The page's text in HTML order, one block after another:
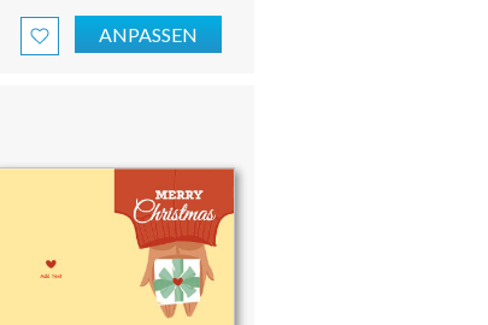
ANPASSEN